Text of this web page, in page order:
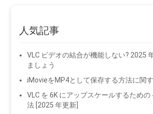
人気記事
VLC ビデオの結合が機能しない? 2025
ましょう
iMovieをMP4として保存する方法に関
VLC を 6K にアップスケールするため
法 [2025 年更新]